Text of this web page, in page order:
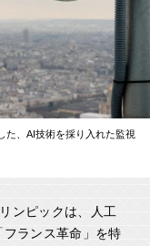
た、AI技術を採り入れた監視
ンピックは、人工
ランス革命」を特